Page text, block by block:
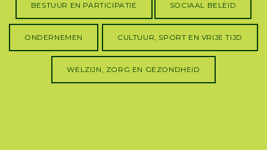
BESTUUR EN PARTICIPATIE SOCIAAL BELEID
ONDERNEMEN CULTUUR, SPORT EN VRIJE TIJD
WELZIJN, ZORG EN GEZONDHEID